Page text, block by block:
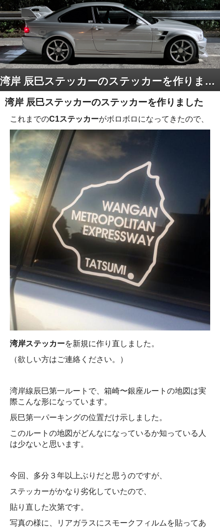
湾岸 辰巳ステッカーのステッカーを作りました
湾岸 辰巳ステッカーのステッカーを作りました
これまでのC1ステッカーがボロボロになってきたので、
湾岸ステッカーを新規に作り直しました。
（欲しい方はご連絡ください。）
湾岸線辰巳第一ルートで、箱崎〜銀座ルートの地図は実
際こんな形になっています。
辰巳第一パーキングの位置だけ示しました。
このルートの地図がどんなになっているか知っている人
は少ないと思います。
今回、多分３年以上ぶりだと思うのですが、
ステッカーがかなり劣化していたので、
貼り直した次第です。
写真の様に、リアガラスにスモークフィルムを貼ってあ